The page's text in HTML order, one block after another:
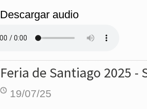
Descargar audio
Feria de Santiago 2025 -
19/07/25